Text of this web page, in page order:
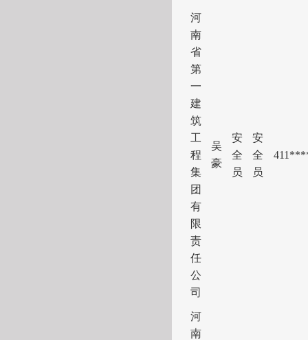
河
南
省
第
一
建
筑
工
程
集
团
有
限
责
任
公
司
吴
豪
安
全
员
安
全
员
411
河
南